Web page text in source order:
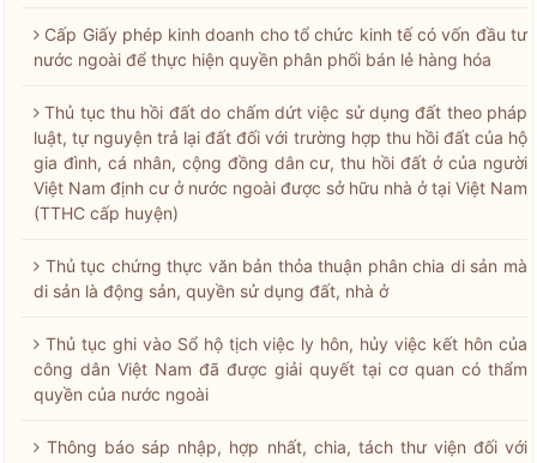
Cấp Giấy phép kinh doanh cho tổ chức kinh tế có vốn đầu tư
nước ngoài để thực hiện quyền phân phối bán lẻ hàng hóa
Thủ tục thu hồi đất do chấm dứt việc sử dụng đất theo pháp
luật, tự nguyện trả lại đất đối với trường hợp thu hồi đất của hộ
gia đình, cá nhân, cộng đồng dân cư, thu hồi đất ở của người
Việt Nam định cư ở nước ngoài được sở hữu nhà ở tại Việt Nam
(TTHC cấp huyện)
Thủ tục chứng thực văn bản thỏa thuận phân chia di sản mà
di sản là động sản, quyền sử dụng đất, nhà ở
Thủ tục ghi vào Sổ hộ tịch việc ly hôn, hủy việc kết hôn của
công dân Việt Nam đã được giải quyết tại cơ quan có thẩm
quyền của nước ngoài
Thông báo sáp nhập, hợp nhất, chia, tách thư viện đối với